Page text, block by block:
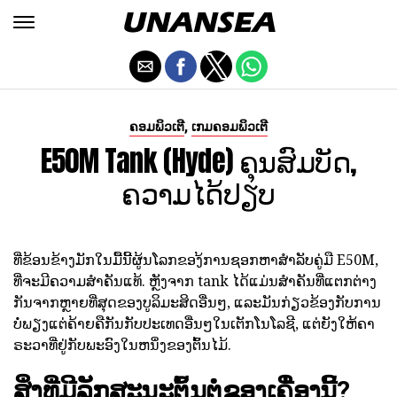
ຄອມພິວເຕີ, ເກມຄອມພິວເຕີ
E50M Tank (Hyde) ຄຸນສົມບັດ,
ຄວາມໄດ້ປຽບ
ທີ່ຂ້ອນຂ້າງມັກໃນມື້ນີ້ຜູ້ນໂລກຂອງ້ການຊອກຫາສໍາລັບຄູ່ມື E50M,
ທີ່ຈະມີຄວາມສໍາຄັນແທ້. ຫຼັງຈາກ tank ໄດ້ແມ່ນສໍາຄັນທີ່ແຕກຕ່າງ
ກັນຈາກຫຼາຍທີ່ສຸດຂອງບູລິມະສິດອື່ນໆ, ແລະມັນກ່ຽວຂ້ອງກັບການ
ບໍ່ພຽງແຕ່ຄ້າຍຄືກັນກັບປະເທດອື່ນໆໃນເຕັກໂນໂລຊີ, ແຕ່ຍັງໃຫ້ຄາ
ຣະວາທີ່ຢູ່ກັບພະອົງໃນຫນຶ່ງຂອງຕົ້ນໄມ້.
ສິ່ງທີ່ມີລັກສະນະຕົ້ນຕໍຂອງເຄື່ອງນີ້?